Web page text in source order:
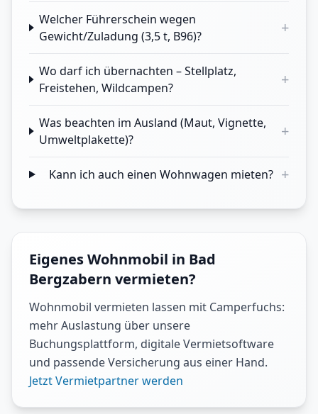
Welcher Führerschein wegen
Gewicht/Zuladung (3,5 t, B96)?
+
Wo darf ich übernachten – Stellplatz,
Freistehen, Wildcampen?
+
Was beachten im Ausland (Maut, Vignette,
Umweltplakette)?
+
Kann ich auch einen Wohnwagen mieten? +
Eigenes Wohnmobil in Bad
Bergzabern vermieten?
Wohnmobil vermieten lassen mit Camperfuchs:
mehr Auslastung über unsere
Buchungsplattform, digitale Vermietsoftware
und passende Versicherung aus einer Hand.
Jetzt Vermietpartner werden